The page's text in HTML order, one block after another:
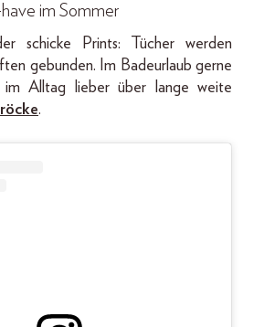
im Sommer
schicke Prints: Tücher werden
gebunden. Im Badeurlaub gerne
im Alltag lieber über lange weite
.